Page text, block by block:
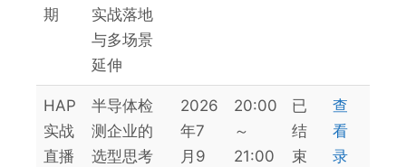
期
实战落地
与多场景
延伸
HAP
实战
直播
半导体检
测企业的
选型思考
2026
年7
月9
20:00
～
21:00
已
结
束
查
看
录